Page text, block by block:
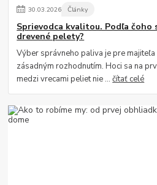
30.03.2026 Články
Sprievodca kvalitou. Podľa
drevené pelety?
Výber správneho paliva je pre
zásadným rozhodnutím. Hoci sa na
medzi vrecami peliet nie ...čítať celé